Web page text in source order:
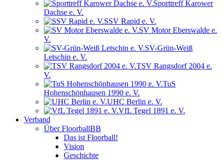
Sporttreff Karower
Dachse e. V.
SSV Rapid e. V.
SV Motor Eberswalde e.
V.
SV-Grün-Weiß
Letschin e. V.
TSV Rangsdorf 2004 e.
V.
TuS
Hohenschönhausen 1990 e. V.
UHC Berlin e. V.
VfL Tegel 1891 e. V.
Verband
Über FloorballBB
Das ist Floorball!
Vision
Geschichte